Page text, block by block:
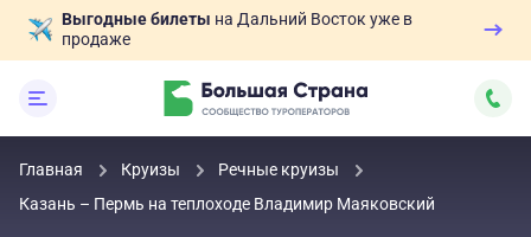
Выгодные билеты на Дальний Восток уже в
продаже
Главная Круизы
Речные круизы
Казань – Пермь на теплоходе Владимир Маяковский